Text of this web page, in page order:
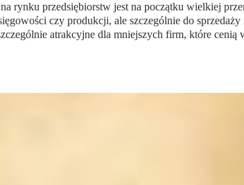
rynku przedsiębiorstw jest na początku wielkiej
czy produkcji, ale szczególnie do
atrakcyjne dla mniejszych firm, które